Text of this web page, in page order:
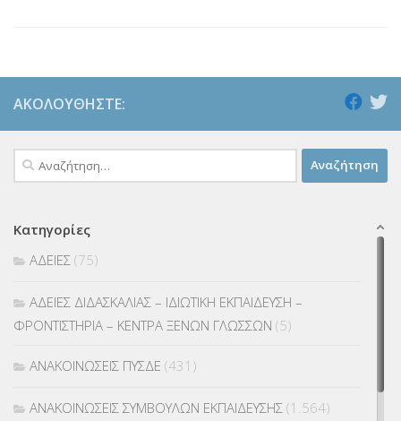
ΑΚΟΛΟΥΘΉΣΤΕ:
Αναζήτηση
για:
Κατηγορίες
ΑΔΕΙΕΣ (75)
ΑΔΕΙΕΣ ΔΙΔΑΣΚΑΛΙΑΣ – ΙΔΙΩΤΙΚΗ ΕΚΠΑΙΔΕΥΣΗ –
ΦΡΟΝΤΙΣΤΗΡΙΑ – ΚΕΝΤΡΑ ΞΕΝΩΝ ΓΛΩΣΣΩΝ (5)
ΑΝΑΚΟΙΝΩΣΕΙΣ ΠΥΣΔΕ (431)
ΑΝΑΚΟΙΝΩΣΕΙΣ ΣΥΜΒΟΥΛΩΝ ΕΚΠΑΙΔΕΥΣΗΣ (1.564)